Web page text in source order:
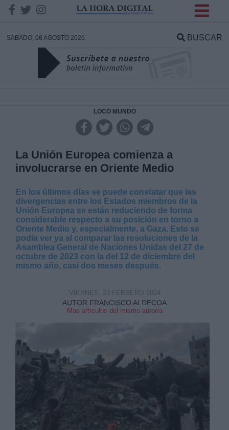
SÁBADO, 08 AGOSTO 2026 BUSCAR
LOCO MUNDO
La Unión Europea comienza a
involucrarse en Oriente Medio
En los últimos días se puede constatar que las
divergencias entre los Estados miembros de la
Unión Europea se están reduciendo de forma
considerable respecto a su posición en torno a
Oriente Medio y, especialmente, a Gaza. Esto se
podía ver ya al comparar las resoluciones de la
Asamblea General de Naciones Unidas del 27 de
octubre de 2023 con la del 12 de diciembre del
mismo año, casi dos meses después.
AUTOR FRANCISCO ALDECOA
Mas artículos del mismo autor/a
VIERNES, 23 FEBRERO 2024
DATOS
Responsable:
Destinatarios:
Información adicional